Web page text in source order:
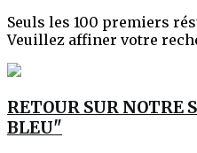
Seuls les 100 premiers
Veuillez affiner votre
RETOUR SUR NOTRE
BLEU"